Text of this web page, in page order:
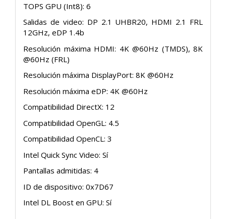
TOPS GPU (Int8): 6
Salidas de video: DP 2.1 UHBR20, HDMI 2.1 FRL
12GHz, eDP 1.4b
Resolución máxima HDMI: 4K @60Hz (TMDS), 8K
@60Hz (FRL)
Resolución máxima DisplayPort: 8K @60Hz
Resolución máxima eDP: 4K @60Hz
Compatibilidad DirectX: 12
Compatibilidad OpenGL: 4.5
Compatibilidad OpenCL: 3
Intel Quick Sync Video: Sí
Pantallas admitidas: 4
ID de dispositivo: 0x7D67
Intel DL Boost en GPU: Sí